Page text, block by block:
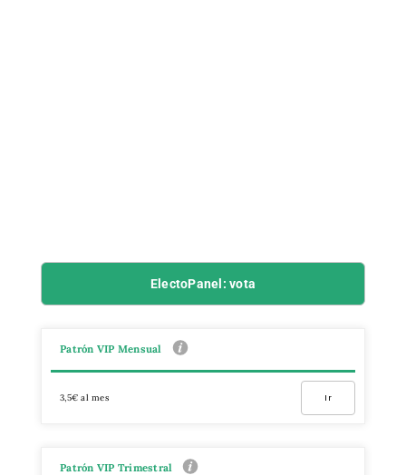
ElectoPanel: vota
Patrón VIP Mensual
3,5€ al mes Ir
Patrón VIP Trimestral